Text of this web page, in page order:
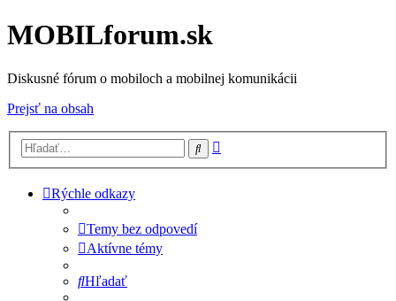
MOBILforum.sk
Diskusné fórum o mobiloch a mobilnej komunikácii
Prejsť na obsah
Hľadať
Rýchle odkazy
Temy bez odpovedí
Aktívne témy
Hľadať